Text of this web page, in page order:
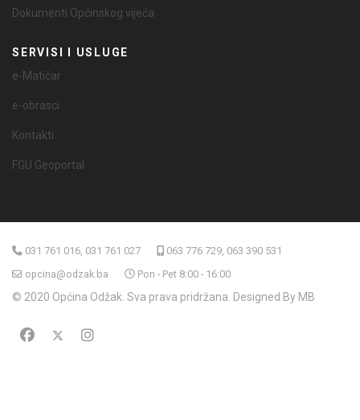
Dokumenti Općinskog vijeća
SERVISI I USLUGE
e-Matičar
e-obrasci
Kontakti
FGU Geoportal
031 761 016, 031 761 027
063 776 729, 063 390 531
opcina@odzak.ba
Pon - Pet 8:00 - 16:00
© 2020 Općina Odžak. Sva prava pridržana. Designed By MB